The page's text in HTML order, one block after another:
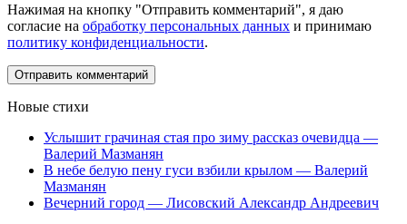
Нажимая на кнопку "Отправить комментарий", я даю
согласие на обработку персональных данных и принимаю
политику конфиденциальности.
Новые стихи
Услышит грачиная стая про зиму рассказ очевидца —
Валерий Мазманян
В небе белую пену гуси взбили крылом — Валерий
Мазманян
Вечерний город — Лисовский Александр Андреевич